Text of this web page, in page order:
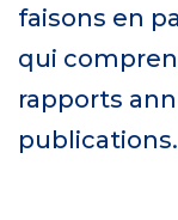
faisons en
qui
rapports
publications.